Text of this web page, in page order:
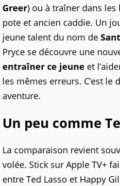
Greer) ou à traîner dans les
pote et ancien caddie. Un
jeune talent du nom de
Pryce se découvre une
entraîner ce jeune et
les mêmes erreurs. C’est le
aventure.
Un peu comme
La comparaison revient
volée. Stick sur Apple TV+
entre Ted Lasso et Happy